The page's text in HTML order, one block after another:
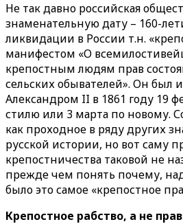
Не так давно российская
знаменательную дату – 160-
ликвидации в России т.н.
манифестом «О
крепостным людям прав
сельских обывателей». Он был
Александром II в 1861 году 19
стилю или 3 марта по новому.
как проходное в ряду других
русской истории, но вот саму
крепостничества таковой не
прежде чем понять почему,
было это самое «крепостное
Крепостное рабство, а не